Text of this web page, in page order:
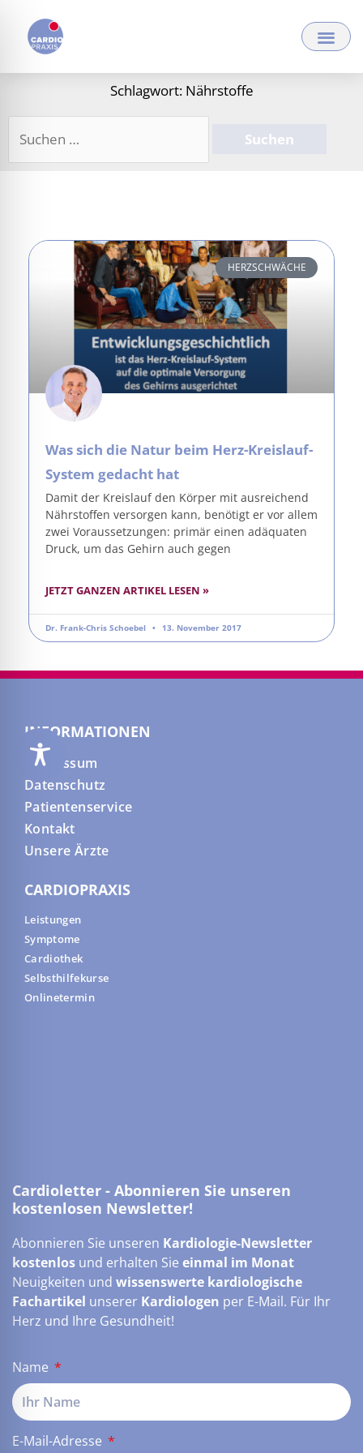
Inhalt
springen
Schlagwort: Nährstoffe
HERZSCHWÄCHE
Was sich die Natur beim Herz-Kreislauf-
System gedacht hat
Damit der Kreislauf den Körper mit ausreichend
Nährstoffen versorgen kann, benötigt er vor allem
zwei Voraussetzungen: primär einen adäquaten
Druck, um das Gehirn auch gegen
JETZT GANZEN ARTIKEL LESEN »
Dr. Frank-Chris Schoebel 13. November 2017
INFORMATIONEN
Impressum
Datenschutz
Patientenservice
Kontakt
Unsere Ärzte
CARDIOPRAXIS
Leistungen
Symptome
Cardiothek
Selbsthilfekurse
Onlinetermin
Cardioletter - Abonnieren Sie unseren
kostenlosen Newsletter!
Abonnieren Sie unseren Kardiologie-Newsletter
kostenlos und erhalten Sie einmal im Monat
Neuigkeiten und wissenswerte kardiologische
Fachartikel unserer Kardiologen per E-Mail. Für Ihr
Herz und Ihre Gesundheit!
Name
E-Mail-Adresse